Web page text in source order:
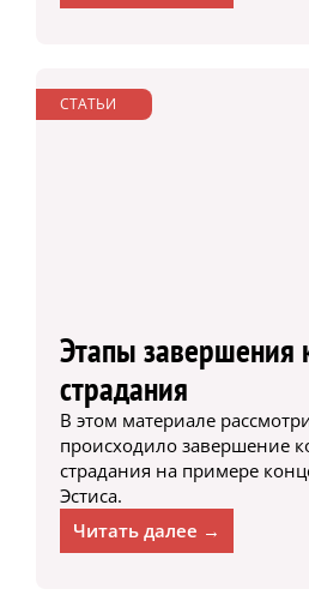
СТАТЬИ
Этапы завершения
страдания
В этом материале
происходило завершение
страдания на примере
Эстиса.
Читать далее →